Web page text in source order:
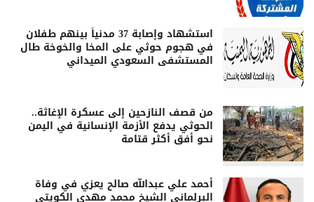
استشهاد وإصابة 37 مدنياً بينهم طفلان
في هجوم حوثي على المخا والخوخة طال
المستشفى السعودي الميداني
من قصف النازحين إلى عسكرة الإغاثة..
الحوثي يدفع الأزمة الإنسانية في اليمن
نحو أفق أكثر قتامة
أحمد علي عبدالله صالح يعزي في وفاة
البرلماني الشيخ محمد مهدي الكويتي